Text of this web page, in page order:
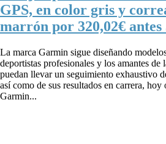
GPS, en color gris y
marrón por 320,02€ antes
La marca Garmin sigue diseñando
deportistas profesionales y los amantes de
puedan llevar un seguimiento exhaustivo
así como de sus resultados en carrera,
Garmin...